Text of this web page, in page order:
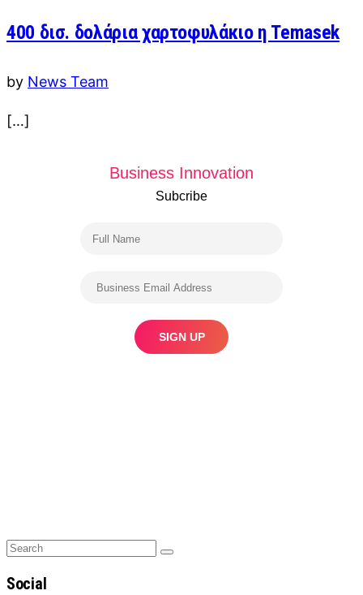
400 δισ. δολάρια χαρτοφυλάκιο η Temasek
by News Team
[…]
Business Innovation
Subcribe
Search
Search
Social